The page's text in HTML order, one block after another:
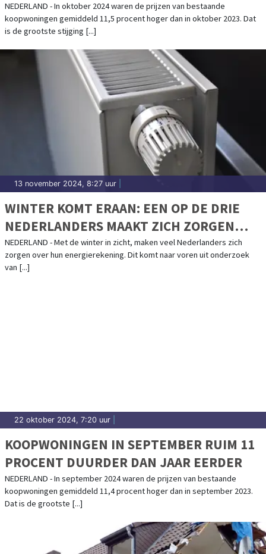
NEDERLAND - In oktober 2024 waren de prijzen van bestaande
koopwoningen gemiddeld 11,5 procent hoger dan in oktober 2023. Dat
is de grootste stijging [...]
13 november 2024, 8:27 uur
WINTER KOMT ERAAN: EEN OP DE DRIE
NEDERLANDERS MAAKT ZICH ZORGEN
OVER ENERGIEREKENING
NEDERLAND - Met de winter in zicht, maken veel Nederlanders zich
zorgen over hun energierekening. Dit komt naar voren uit onderzoek
van [...]
22 oktober 2024, 7:20 uur
KOOPWONINGEN IN SEPTEMBER RUIM 11
PROCENT DUURDER DAN JAAR EERDER
NEDERLAND - In september 2024 waren de prijzen van bestaande
koopwoningen gemiddeld 11,4 procent hoger dan in september 2023.
Dat is de grootste [...]